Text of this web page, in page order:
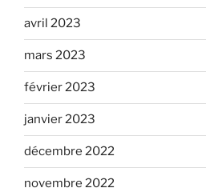
avril 2023
mars 2023
février 2023
janvier 2023
décembre 2022
novembre 2022